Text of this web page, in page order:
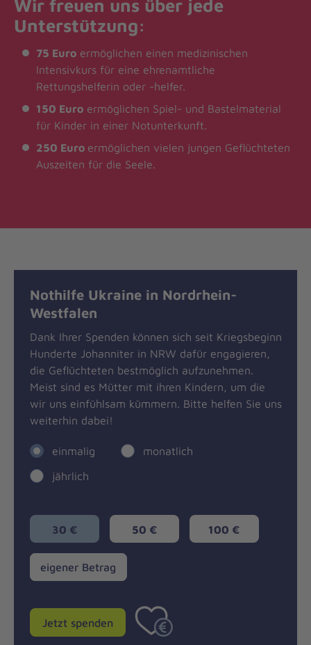
Wir freuen uns über jede
Unterstützung:
75 Euro ermöglichen einen medizinischen
Intensivkurs für eine ehrenamtliche
Rettungshelferin oder -helfer.
150 Euro ermöglichen Spiel- und Bastelmaterial
für Kinder in einer Notunterkunft.
250 Euro ermöglichen vielen jungen Geflüchteten
Auszeiten für die Seele.
Nothilfe Ukraine in Nordrhein-
Westfalen
Dank Ihrer Spenden können sich seit Kriegsbeginn
Hunderte Johanniter in NRW dafür engagieren,
die Geflüchteten bestmöglich aufzunehmen.
Meist sind es Mütter mit ihren Kindern, um die
wir uns einfühlsam kümmern. Bitte helfen Sie uns
weiterhin dabei!
einmalig
monatlich
jährlich
30 € 50 € 100 €
Betrag
eigener Betrag
Jetzt spenden